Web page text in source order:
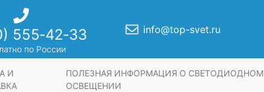
555‑42‑33
по России
info@top-svet.ru
И
ПОЛЕЗНАЯ ИНФОРМАЦИЯ О СВЕТОДИОДНОМ
ОСВЕЩЕНИИ